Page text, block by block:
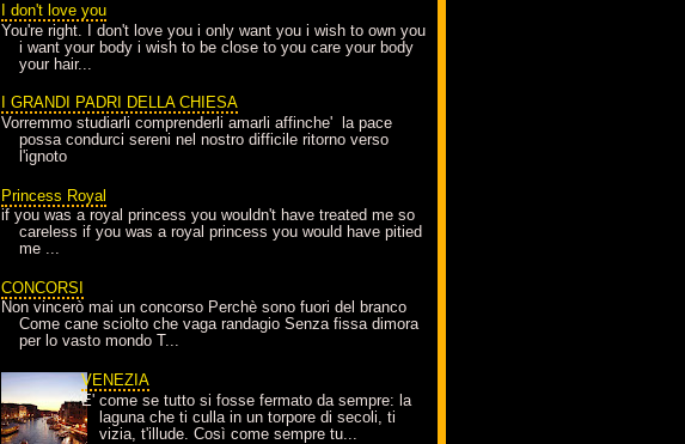
I don't love you
You're right. I don't love you i only want you i wish to own you
i want your body i wish to be close to you care your body
your hair...
I GRANDI PADRI DELLA CHIESA
Vorremmo studiarli comprenderli amarli affinche' la pace
possa condurci sereni nel nostro difficile ritorno verso
l'ignoto
Princess Royal
if you was a royal princess you wouldn't have treated me so
careless if you was a royal princess you would have pitied
me ...
CONCORSI
Non vincerò mai un concorso Perchè sono fuori del branco
Come cane sciolto che vaga randagio Senza fissa dimora
per lo vasto mondo T...
VENEZIA
E' come se tutto si fosse fermato da sempre: la
laguna che ti culla in un torpore di secoli, ti
vizia, t'illude. Così come sempre tu...